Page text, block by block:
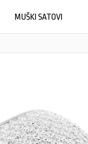
MUŠKI SATOVI